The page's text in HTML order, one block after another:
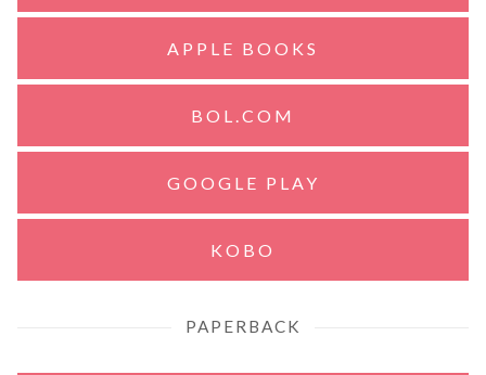
APPLE BOOKS
BOL.COM
GOOGLE PLAY
KOBO
PAPERBACK